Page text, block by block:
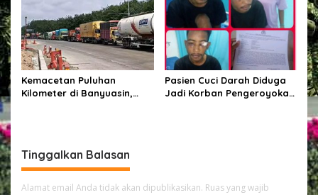
Kemacetan Puluhan
Kilometer di Banyuasin,
Pasien Cuci Darah Diduga
Jadi Korban Pengeroyokan
Tinggalkan Balasan
Alamat email Anda tidak akan dipublikasikan. Ruas yang wajib